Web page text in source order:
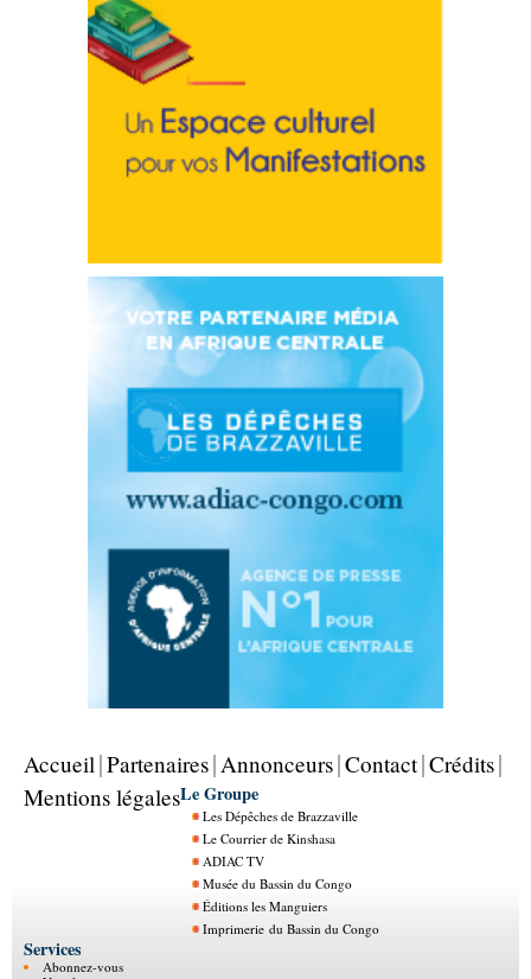
Accueil Partenaires Annonceurs Contact Crédits
Mentions légalesLe Groupe
Les Dépêches de Brazzaville
Le Courrier de Kinshasa
ADIAC TV
Musée du Bassin du Congo
Éditions les Manguiers
Imprimerie du Bassin du Congo
Services
Abonnez-vous